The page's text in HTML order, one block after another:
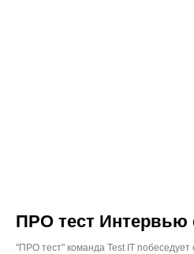
ПРО тест Интервью
"ПРО тест" команда Test IT